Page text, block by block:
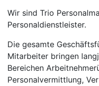
Wir sind Trio
Personaldienstleister.
Die gesamte
Mitarbeiter bringen
Bereichen
Personalvermittlung,